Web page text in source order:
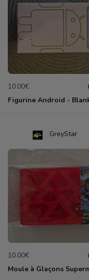
10.00€
GreyStar
10.00€